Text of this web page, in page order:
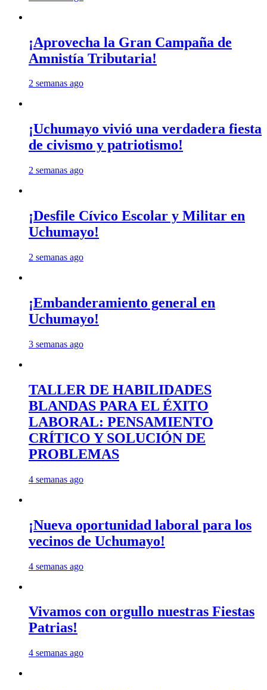
¡Aprovecha la Gran Campaña de
Amnistía Tributaria!
2 semanas ago
¡Uchumayo vivió una verdadera fiesta
de civismo y patriotismo!
2 semanas ago
¡Desfile Cívico Escolar y Militar en
Uchumayo!
2 semanas ago
¡Embanderamiento general en
Uchumayo!
3 semanas ago
TALLER DE HABILIDADES
BLANDAS PARA EL ÉXITO
LABORAL: PENSAMIENTO
CRÍTICO Y SOLUCIÓN DE
PROBLEMAS
4 semanas ago
¡Nueva oportunidad laboral para los
vecinos de Uchumayo!
4 semanas ago
Vivamos con orgullo nuestras Fiestas
Patrias!
4 semanas ago